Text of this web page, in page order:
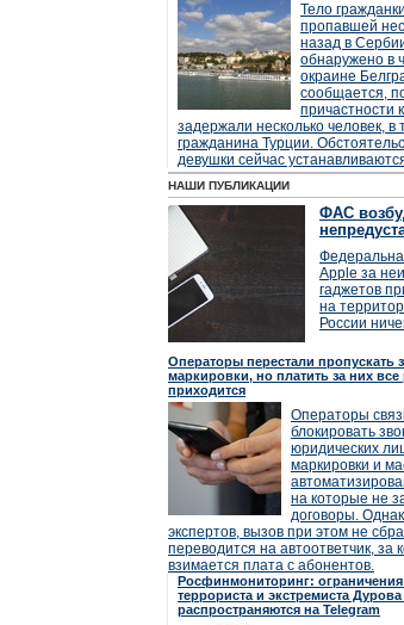
Тело
пропавшей
назад в
обнаружено в
окраине
сообщается,
причастности
задержали несколько человек, в
гражданина Турции.
девушки сейчас
НАШИ ПУБЛИКАЦИИ
ФАС
Apple за
гаджетов
на
России
Операторы перестали пропускать
маркировки, но платить за них все
приходится
Операторы
блокировать
юридических
маркировки и
на которые не
договоры.
экспертов, вызов при этом не
переводится на автоответчик, за
взимается плата с абонентов.
Росфинмониторинг:
террориста и экстремиста Дурова
распространяются на Telegram